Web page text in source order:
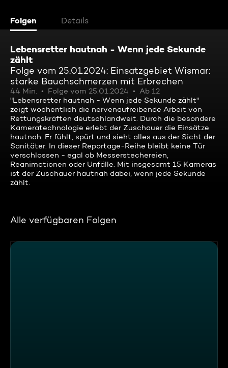
Folgen Details
Lebensretter hautnah - Wenn jede Sekunde
zählt
Folge vom 25.01.2024: Einsatzgebiet Wismar:
starke Bauchschmerzen mit Erbrechen
44 Min. Folge vom 25.01.2024
Ab 12
"Lebensretter hautnah - Wenn jede Sekunde zählt"
zeigt wöchentlich die nervenaufreibende Arbeit von
Rettungskräften deutschlandweit. Durch die besondere
Kameratechnologie erlebt der Zuschauer die Einsätze
hautnah. Er fühlt, spürt und sieht alles aus der Sicht der
Sanitäter. In dieser Reportage-Reihe bleibt keine Tür
verschlossen - egal ob Messerstechereien,
Reanimationen oder Unfälle. Mit insgesamt 15 Kameras
ist der Zuschauer hautnah dabei, wenn jede Sekunde
zählt.
Alle verfügbaren Folgen